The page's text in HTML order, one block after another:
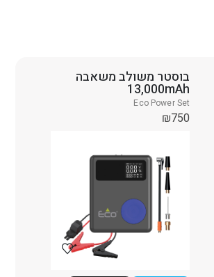
בוסטר משולב משאבה
13,000mAh
Eco Power Set
₪750